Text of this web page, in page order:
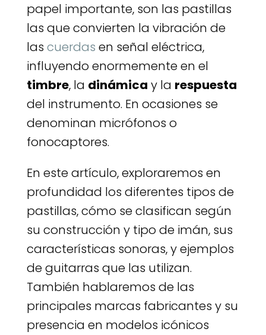
papel importante, son las pastillas
las que convierten la vibración de
las cuerdas en señal eléctrica,
influyendo enormemente en el
timbre, la dinámica y la respuesta
del instrumento. En ocasiones se
denominan micrófonos o
fonocaptores.
En este artículo, exploraremos en
profundidad los diferentes tipos de
pastillas, cómo se clasifican según
su construcción y tipo de imán, sus
características sonoras, y ejemplos
de guitarras que las utilizan.
También hablaremos de las
principales marcas fabricantes y su
presencia en modelos icónicos